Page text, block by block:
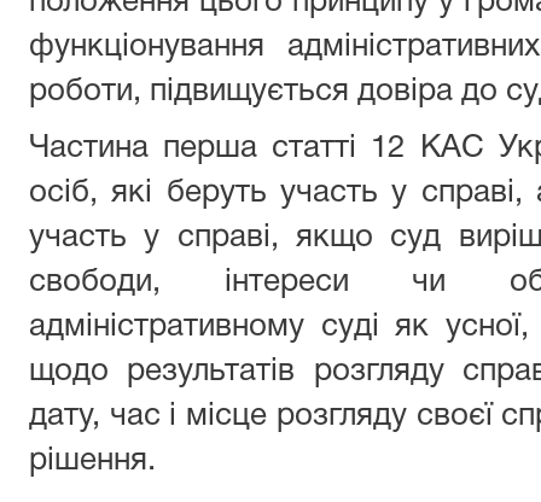
функціонування
роботи, підвищується довіра до
Частина перша статті 12 КАС
осіб, які беруть участь у
участь у справі, якщо суд
свободи, інтереси чи
адміністративному суді як
щодо результатів розгляду
дату, час і місце розгляду своєї
рішення.